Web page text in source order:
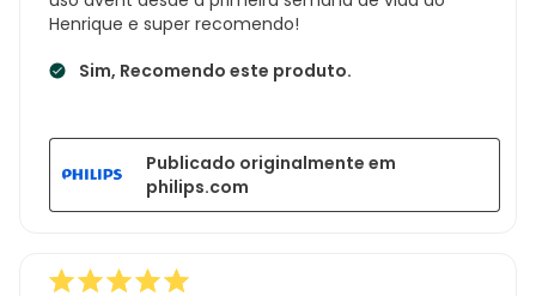
Henrique e super recomendo!
Sim, Recomendo este produto.
Publicado originalmente em
philips.com